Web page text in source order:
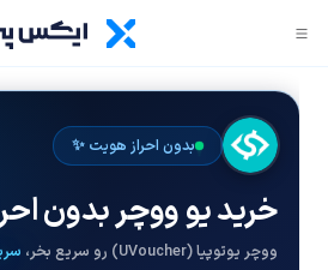
بدون احراز هویت ✨
خرید یو ووچر بدون
ووچر یوتوپیا (UVoucher) رو سریع بخر،